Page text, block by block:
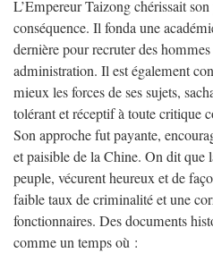
L’Empereur Taizong chérissait
conséquence. Il fonda une
dernière pour recruter des
administration. Il est également
mieux les forces de ses sujets,
tolérant et réceptif à toute critique
Son approche fut payante,
et paisible de la Chine. On dit que
peuple, vécurent heureux et de
faible taux de criminalité et une
fonctionnaires. Des documents
comme un temps où :